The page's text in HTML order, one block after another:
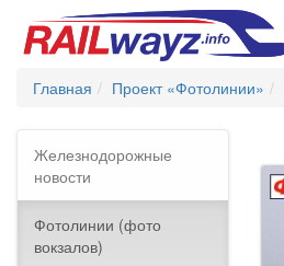
Главная Проект «Фотолинии»
Железнодорожные
новости
Фотолинии (фото
вокзалов)